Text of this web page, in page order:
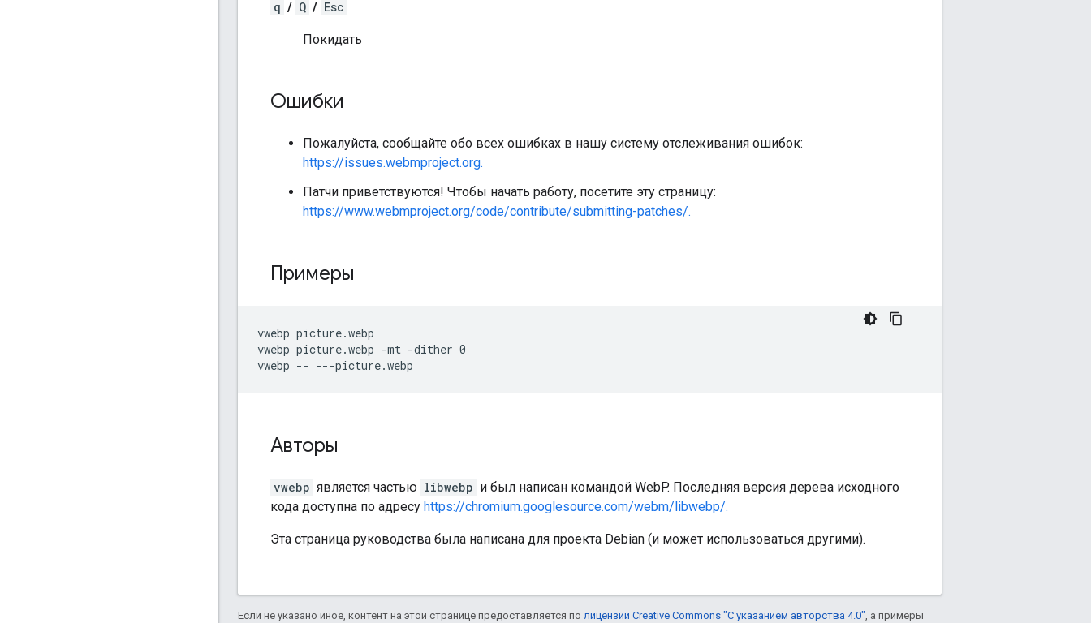
q / Q / Esc
Покидать
Ошибки
Пожалуйста, сообщайте обо всех ошибках в нашу систему отслеживания ошибок:
https://issues.webmproject.org.
Патчи приветствуются! Чтобы начать работу, посетите эту страницу:
https://www.webmproject.org/code/contribute/submitting-patches/.
Примеры
vwebp picture.webp
vwebp picture.webp -mt -dither 0
Авторы
vwebp является частью libwebp и был написан командой WebP. Последняя версия дерева исходного
кода доступна по адресу https://chromium.googlesource.com/webm/libwebp/.
Эта страница руководства была написана для проекта Debian (и может использоваться другими).
Если не указано иное, контент на этой странице предоставляется по лицензии Creative Commons "С указанием авторства 4.0" , а примеры